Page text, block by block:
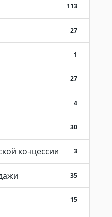
113
27
1
27
4
30
концессии 3
35
15